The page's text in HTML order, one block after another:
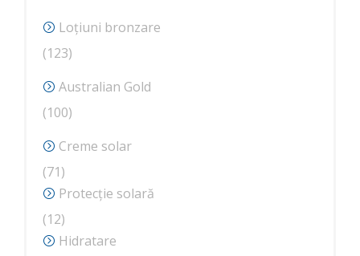
Loțiuni bronzare
123123
produse
Australian Gold
100100
produse
Creme solar
7171
de
produse
Protecție solară
1212
produse
Hidratare